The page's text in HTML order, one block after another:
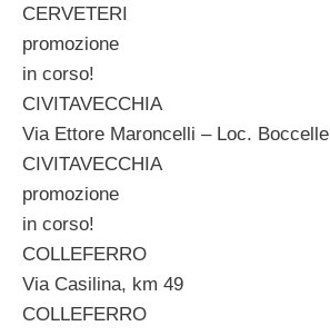
CERVETERI
promozione
in corso!
CIVITAVECCHIA
Via Ettore Maroncelli – Loc. Boccelle
CIVITAVECCHIA
promozione
in corso!
COLLEFERRO
Via Casilina, km 49
COLLEFERRO